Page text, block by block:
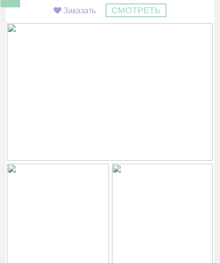
Заказать
СМОТРЕТЬ